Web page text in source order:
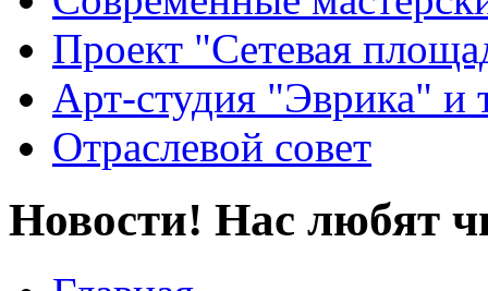
Проект "Сетевая
Арт-студия "Эврика" и
Отраслевой совет
Новости! Нас любят